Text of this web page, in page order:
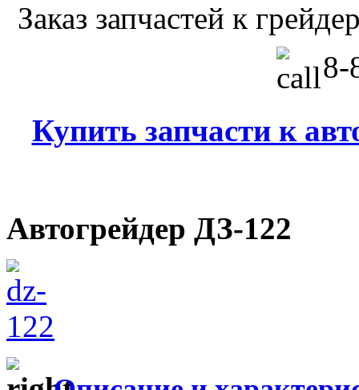
Заказ запчастей к
8-
Купить запчасти к
Автогрейдер ДЗ-122